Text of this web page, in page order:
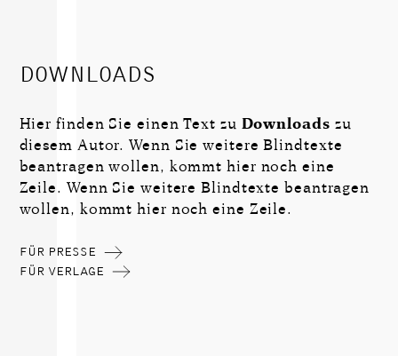
DOWNLOADS
Hier finden Sie einen Text zu Downloads zu
diesem Autor. Wenn Sie weitere Blindtexte
beantragen wollen, kommt hier noch eine
Zeile. Wenn Sie weitere Blindtexte beantragen
wollen, kommt hier noch eine Zeile.
FÜR PRESSE
FÜR VERLAGE